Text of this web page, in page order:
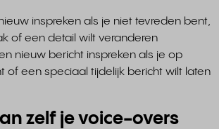
inspreken als je niet tevreden bent,
of een detail wilt veranderen
nieuw bericht inspreken als je op
of een speciaal tijdelijk bericht wilt laten
zelf je voice-overs